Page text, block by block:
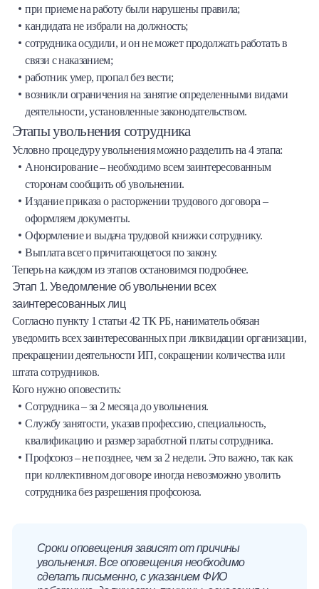
при приеме на работу были нарушены правила;
кандидата не избрали на должность;
сотрудника осудили, и он не может продолжать работать в
связи с наказанием;
работник умер, пропал без вести;
возникли ограничения на занятие определенными видами
деятельности, установленные законодательством.
Этапы увольнения сотрудника
Условно процедуру увольнения можно разделить на 4 этапа:
Анонсирование – необходимо всем заинтересованным
сторонам сообщить об увольнении.
Издание приказа о расторжении трудового договора –
оформляем документы.
Оформление и выдача трудовой книжки сотруднику.
Выплата всего причитающегося по закону.
Теперь на каждом из этапов остановимся подробнее.
Этап 1. Уведомление об увольнении всех
заинтересованных лиц
Согласно пункту 1 статьи 42 ТК РБ, наниматель обязан
уведомить всех заинтересованных при ликвидации организации,
прекращении деятельности ИП, сокращении количества или
штата сотрудников.
Кого нужно оповестить:
Сотрудника – за 2 месяца до увольнения.
Службу занятости, указав профессию, специальность,
квалификацию и размер заработной платы сотрудника.
Профсоюз – не позднее, чем за 2 недели. Это важно, так как
при коллективном договоре иногда невозможно уволить
сотрудника без разрешения профсоюза.
Сроки оповещения зависят от причины
увольнения. Все оповещения необходимо
сделать письменно, с указанием ФИО